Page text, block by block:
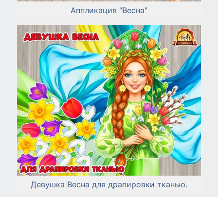
Аппликация "Весна"
Девушка Весна для драпировки тканью.